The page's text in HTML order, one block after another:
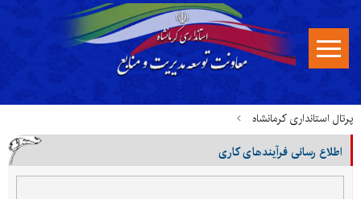
پرتال استانداری کرمانشاه
مدیریت فناوری اطلاعات، امنیت فضای مجازی و شبکه دولت
اطلاع رسانی فرآیندهای کاری